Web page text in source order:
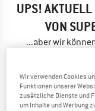
UPS!
VON
...aber wir
» Gehe zurück
Wir verwenden Cookies
Funktionen unserer
zusätzliche Dienste und
um Inhalte und Werbung